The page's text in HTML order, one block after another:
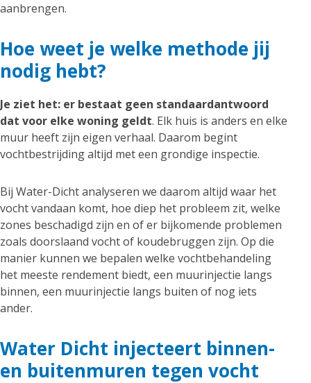
aanbrengen.
Hoe weet je welke methode jij
nodig hebt?
Je ziet het: er bestaat geen standaardantwoord
dat voor elke woning geldt. Elk huis is anders en elke
muur heeft zijn eigen verhaal. Daarom begint
vochtbestrijding altijd met een grondige inspectie.
Bij Water-Dicht analyseren we daarom altijd waar het
vocht vandaan komt, hoe diep het probleem zit, welke
zones beschadigd zijn en of er bijkomende problemen
zoals doorslaand vocht of koudebruggen zijn. Op die
manier kunnen we bepalen welke vochtbehandeling
het meeste rendement biedt, een muurinjectie langs
binnen, een muurinjectie langs buiten of nog iets
ander.
Water Dicht injecteert binnen-
en buitenmuren tegen vocht